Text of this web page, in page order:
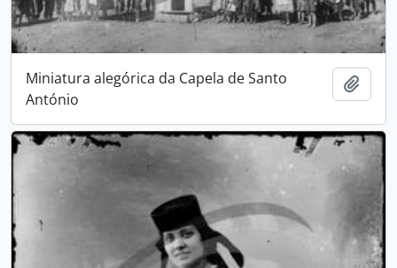
Miniatura alegórica da Capela de Santo
António